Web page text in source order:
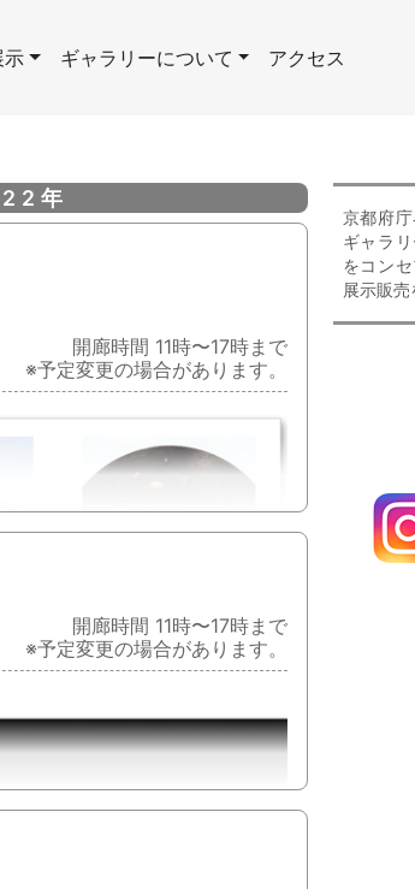
示 ギャラリーについて アクセス
年
開廊時間 11時〜17時まで
※予定変更の場合があります。
として学生時代、共に学びまし
いに刺激を受け合って40年近く
都芸大・工芸三人展として40
開廊時間 11時〜17時まで
※予定変更の場合があります。
京都府
ギャラ
をコン
展示販売